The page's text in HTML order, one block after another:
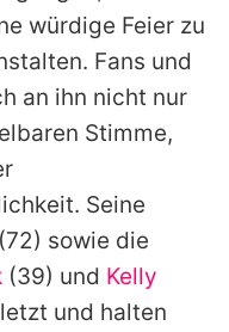
würdige Feier zu
Fans und
an ihn nicht nur
Stimme,
Seine
(72) sowie die
(39) und Kelly
und halten